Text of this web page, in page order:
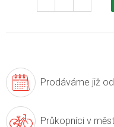
Prodáváme již
Průkopníci v